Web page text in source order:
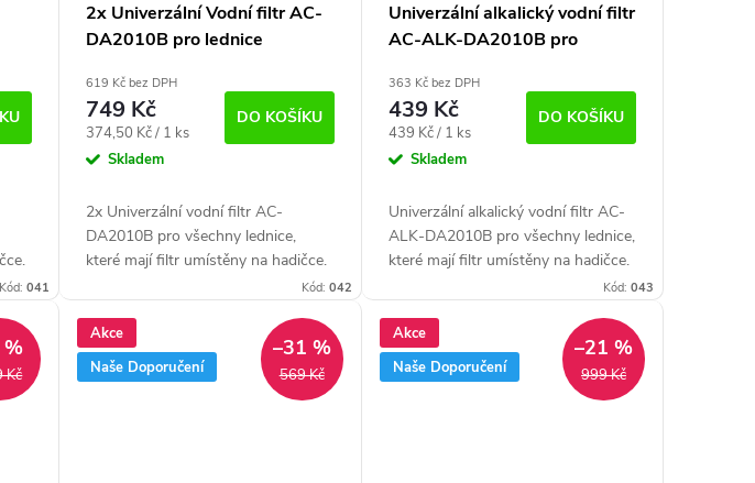
Kód:041
2x Univerzální Vodní filtr AC-
DA2010B pro lednice
10105J)
619 Kč bez DPH
749 Kč
Měrná
cena:
374,50 Kč / 1 ks
Skladem
DO KOŠÍKU
2x Univerzální vodní filtr AC-
DA2010B pro všechny lednice,
které mají filtr umístěny na hadičce.
Kód: 042
Univerzální alkalický vodní filtr
AC-ALK-DA2010B pro
10105J)
363 Kč bez DPH
439 Kč
Měrná
cena:
439 Kč / 1 ks
Skladem
DO KOŠÍKU
Univerzální alkalický vodní filtr AC-
ALK-DA2010B pro všechny lednice,
které mají filtr umístěny na hadičce.
Kód: 043
Kč
%
Akce
Naše Doporučení
569 Kč
–31 %
Akce
Naše Doporučení
999 Kč
–21 %